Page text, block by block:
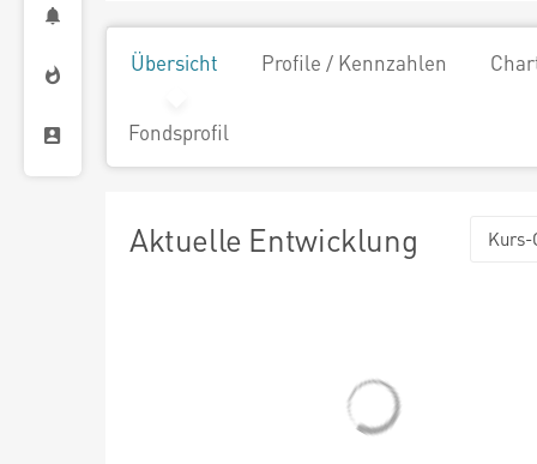
Übersicht Profile / Kennzahlen
Fondsprofil
Aktuelle Entwicklung Kurs-